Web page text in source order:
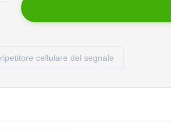
ripetitore cellulare del segnale